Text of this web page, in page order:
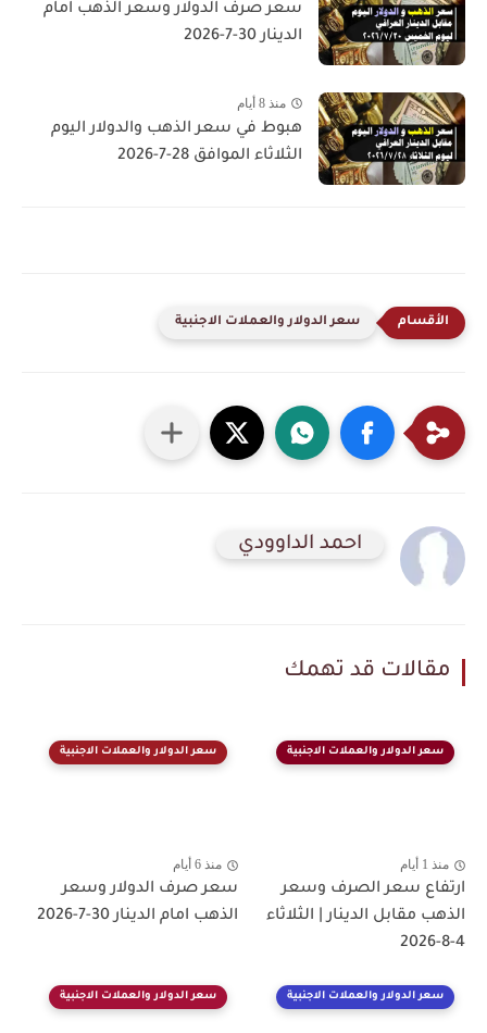
سعر صرف الدولار وسعر الذهب امام
الدينار 30-7-2026
منذ 8 أيام
هبوط في سعر الذهب والدولار اليوم
الثلاثاء الموافق 28-7-2026
سعر الدولار والعملات الاجنبية
احمد الداوودي
مقالات قد تهمك
سعر الدولار والعملات الاجنبية
منذ 1 أيام
ارتفاع سعر الصرف وسعر
الذهب مقابل الدينار | الثلاثاء
4-8-2026
سعر الدولار والعملات الاجنبية
منذ 6 أيام
سعر صرف الدولار وسعر
الذهب امام الدينار 30-7-2026
سعر الدولار والعملات الاجنبية سعر الدولار والعملات الاجنبية